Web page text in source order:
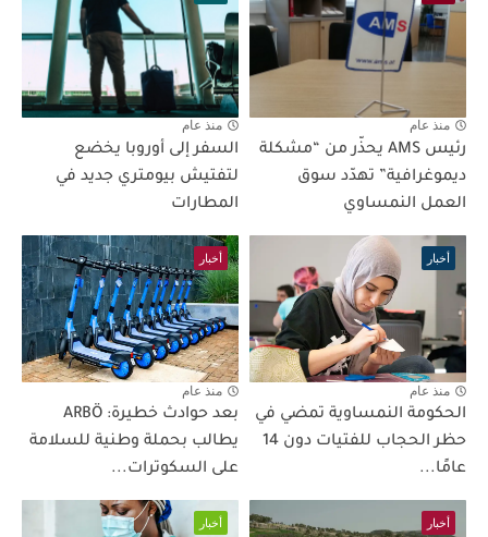
منذ عام
رئيس AMS يحذّر من “مشكلة
ديموغرافية” تهدّد سوق
العمل النمساوي
منذ عام
السفر إلى أوروبا يخضع
لتفتيش بيومتري جديد في
المطارات
أخبار
منذ عام
الحكومة النمساوية تمضي في
حظر الحجاب للفتيات دون 14
عامًا...
أخبار
منذ عام
بعد حوادث خطيرة: ARBÖ
يطالب بحملة وطنية للسلامة
على السكوترات...
أخبار أخبار